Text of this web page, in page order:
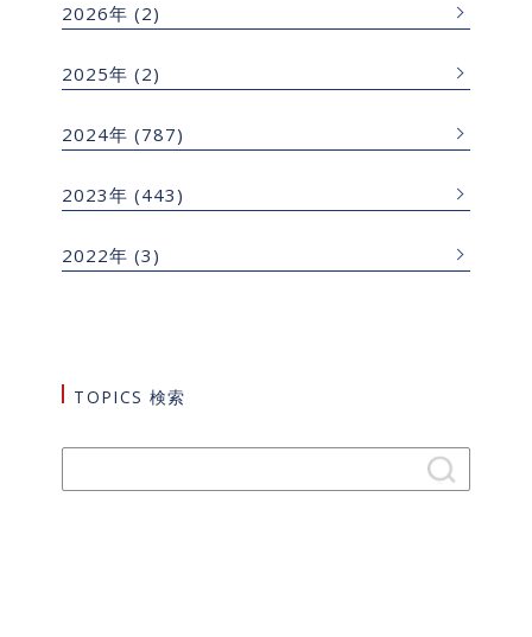
2026年 (2)
2025年 (2)
2024年 (787)
2023年 (443)
2022年 (3)
TOPICS 検索